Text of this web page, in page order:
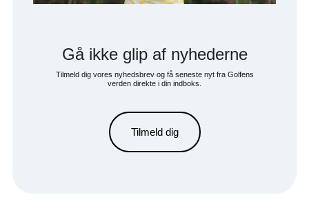
Gå ikke glip af nyhederne
Tilmeld dig vores nyhedsbrev og få seneste nyt fra Golfens
verden direkte i din indboks.
Tilmeld dig